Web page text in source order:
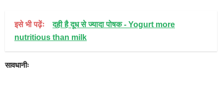
इसे भी पढ़ेंः
दही है दूध से ज्यादा पोषक - Yogurt more
nutritious than milk
सावधानीः